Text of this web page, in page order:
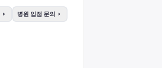
arrow_right 병원 입점 문의 arrow_right